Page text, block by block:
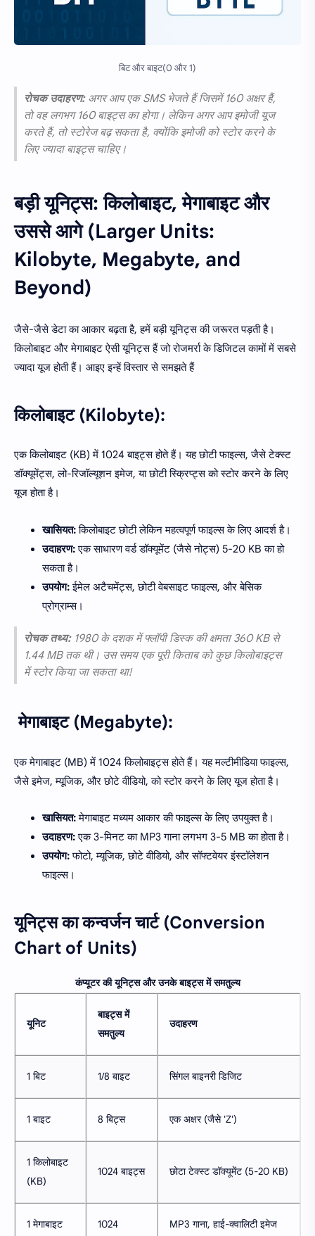
बिट और बाइट(0 और 1)
रोचक उदाहरण:अगर आप एक SMS भेजते हैं जिसमें 160 अक्षर हैं,
तो वह लगभग 160 बाइट्स का होगा। लेकिन अगर आप इमोजी यूज
करते हैं, तो स्टोरेज बढ़ सकता है, क्योंकि इमोजी को स्टोर करने के
लिए ज्यादा बाइट्स चाहिए।
बड़ी यूनिट्स: किलोबाइट, मेगाबाइट और
उससे आगे (Larger Units:
Kilobyte, Megabyte, and
Beyond)
जैसे-जैसे डेटा का आकार बढ़ता है, हमें बड़ी यूनिट्स की जरूरत पड़ती है।
किलोबाइट और मेगाबाइट ऐसी यूनिट्स हैं जो रोजमर्रा के डिजिटल कामों में सबसे
ज्यादा यूज होती हैं। आइए इन्हें विस्तार से समझते हैं
किलोबाइट (Kilobyte):
एक किलोबाइट (KB) में 1024 बाइट्स होते हैं। यह छोटी फाइल्स, जैसे टेक्स्ट
डॉक्यूमेंट्स, लो-रिजॉल्यूशन इमेज, या छोटी स्क्रिप्ट्स को स्टोर करने के लिए
यूज होता है।
खासियत:किलोबाइट छोटी लेकिन महत्वपूर्ण फाइल्स के लिए आदर्श है।
उदाहरण:एक साधारण वर्ड डॉक्यूमेंट (जैसे नोट्स) 5-20 KB का हो
सकता है।
उपयोग:ईमेल अटैचमेंट्स, छोटी वेबसाइट फाइल्स, और बेसिक
प्रोग्राम्स।
रोचक तथ्य:1980 के दशक में फ्लॉपी डिस्क की क्षमता 360 KB से
1.44 MB तक थी। उस समय एक पूरी किताब को कुछ किलोबाइट्स
में स्टोर किया जा सकता था!
मेगाबाइट (Megabyte):
एक मेगाबाइट (MB) में 1024 किलोबाइट्स होते हैं। यह मल्टीमीडिया फाइल्स,
जैसे इमेज, म्यूजिक, और छोटे वीडियो, को स्टोर करने के लिए यूज होता है।
खासियत:मेगाबाइट मध्यम आकार की फाइल्स के लिए उपयुक्त है।
उदाहरण:एक 3-मिनट का MP3 गाना लगभग 3-5 MB का होता है।
उपयोग:फोटो, म्यूजिक, छोटे वीडियो, और सॉफ्टवेयर इंस्टॉलेशन
फाइल्स।
यूनिट्स का कन्वर्जन चार्ट (Conversion
Chart of Units)
कंप्यूटर की यूनिट्स और उनके बाइट्स में समतुल्य
यूनिट
बाइट्स में
समतुल्य
उदाहरण
1 बिट 1/8 बाइट सिंगल बाइनरी डिजिट
1 बाइट 8 बिट्स एक अक्षर (जैसे 'Z')
1 किलोबाइट
(KB)
1024 बाइट्स छोटा टेक्स्ट डॉक्यूमेंट (5-20 KB)
1 मेगाबाइट
1024
MP3 गाना, हाई-क्वालिटी इमेज